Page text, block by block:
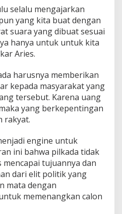
selalu mengajarkan
yang kita buat dengan
suara yang dibuat sesuai
hanya untuk untuk kita
Aries.
harusnya memberikan
kepada masyarakat yang
tersebut. Karena uang
yang berkepentingan
rakyat.
engine untuk
ini bahwa pilkada tidak
tujuannya dan
dari elit politik yang
mata dengan
memenangkan calon